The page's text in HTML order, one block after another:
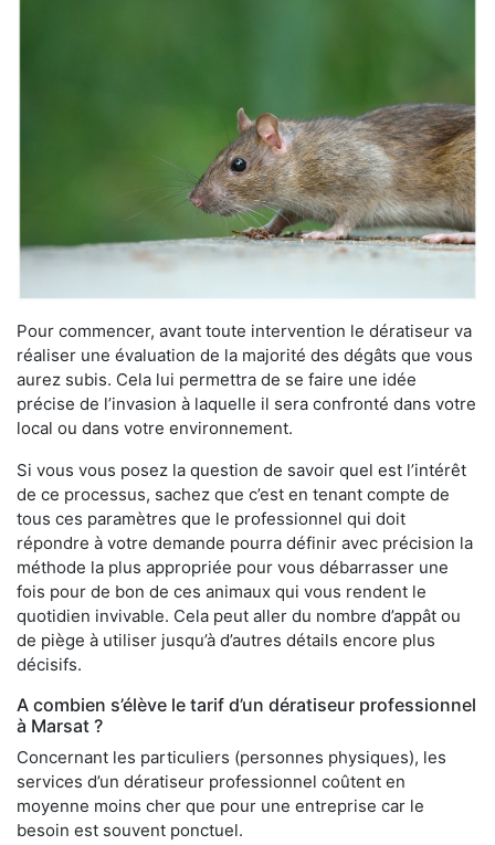
Pour commencer, avant toute intervention le dératiseur va
réaliser une évaluation de la majorité des dégâts que vous
aurez subis. Cela lui permettra de se faire une idée
précise de l’invasion à laquelle il sera confronté dans votre
local ou dans votre environnement.
Si vous vous posez la question de savoir quel est l’intérêt
de ce processus, sachez que c’est en tenant compte de
tous ces paramètres que le professionnel qui doit
répondre à votre demande pourra définir avec précision la
méthode la plus appropriée pour vous débarrasser une
fois pour de bon de ces animaux qui vous rendent le
quotidien invivable. Cela peut aller du nombre d’appât ou
de piège à utiliser jusqu’à d’autres détails encore plus
décisifs.
A combien s’élève le tarif d’un dératiseur professionnel
à Marsat ?
Concernant les particuliers (personnes physiques), les
services d’un dératiseur professionnel coûtent en
moyenne moins cher que pour une entreprise car le
besoin est souvent ponctuel.